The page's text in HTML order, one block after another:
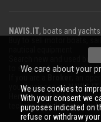
NAVIS.IT, boats and
Search new and used
to sell your boat
your business onNAVIS.IT.
Here you will find the
technical articles; stay
We care about your
We use cookies to
With your consent we
purposes indicated on
refuse or withdraw